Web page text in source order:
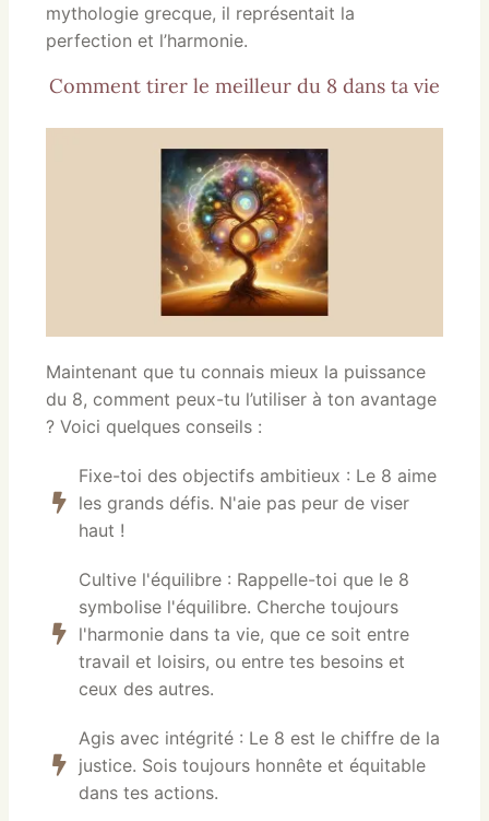
mythologie grecque, il représentait la
perfection et l’harmonie.
Comment tirer le meilleur du 8 dans ta vie
Maintenant que tu connais mieux la puissance
du 8, comment peux-tu l’utiliser à ton avantage
? Voici quelques conseils :
Fixe-toi des objectifs ambitieux : Le 8 aime
les grands défis. N'aie pas peur de viser
haut !
Cultive l'équilibre : Rappelle-toi que le 8
symbolise l'équilibre. Cherche toujours
l'harmonie dans ta vie, que ce soit entre
travail et loisirs, ou entre tes besoins et
ceux des autres.
Agis avec intégrité : Le 8 est le chiffre de la
justice. Sois toujours honnête et équitable
dans tes actions.